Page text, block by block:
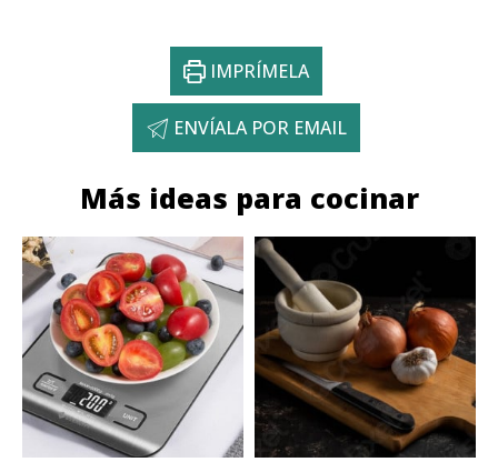
IMPRÍMELA
ENVÍALA POR EMAIL
Más ideas para cocinar